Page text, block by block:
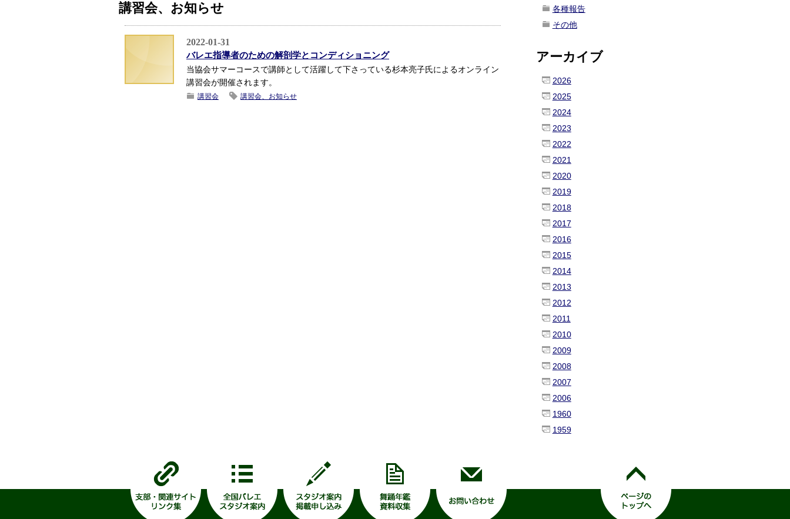
講習会、お知らせ
2022-01-31
バレエ指導者のための解剖学とコンディショニング
当協会サマーコースで講師として活躍して下さっている杉本亮子氏によるオンライン
講習会が開催されます。
講習会 講習会、お知らせ
各種報告
その他
アーカイブ
2026
2025
2024
2023
2022
2021
2020
2019
2018
2017
2016
2015
2014
2013
2012
2011
2010
2009
2008
2007
2006
1960
1959